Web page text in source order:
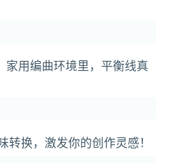
家用编曲环境里，平衡线真
转换，激发你的创作灵感！